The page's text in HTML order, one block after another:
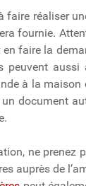
faire réaliser
fournie.
faire la
peuvent aussi
à la maison
document
ne prenez
auprès de